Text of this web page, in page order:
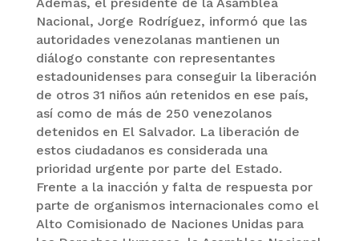
Nacional, Jorge Rodríguez, informó que las
autoridades venezolanas mantienen un
diálogo constante con representantes
estadounidenses para conseguir la liberación
de otros 31 niños aún retenidos en ese país,
así como de más de 250 venezolanos
detenidos en El Salvador. La liberación de
estos ciudadanos es considerada una
prioridad urgente por parte del Estado.
Frente a la inacción y falta de respuesta por
parte de organismos internacionales como el
Alto Comisionado de Naciones Unidas para